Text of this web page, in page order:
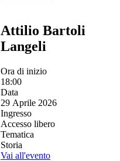
Attilio Bartoli
Langeli
Ora di inizio
18:00
Data
29 Aprile 2026
Ingresso
Accesso libero
Tematica
Storia
Vai all'evento